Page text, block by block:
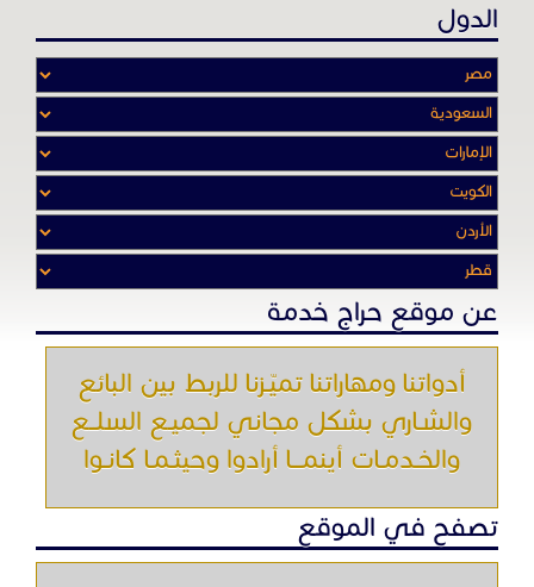
الدول
عن موقع حراج خدمة
أدواتنا ومهاراتنا تميّـزنا للربط بين البائع
والشـاري بشكل مجاني لجميـع السلــع
والخـدمـات أينمـــا أرادوا وحيثـمـا كانـوا
تصفح في الموقع